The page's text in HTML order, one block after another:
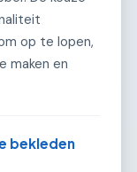
op te lopen,
maken en
bekleden